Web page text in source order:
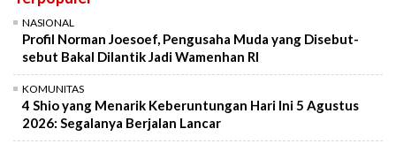
NASIONAL
Profil Norman Joesoef, Pengusaha Muda yang Disebut-
sebut Bakal Dilantik Jadi Wamenhan RI
KOMUNITAS
4 Shio yang Menarik Keberuntungan Hari Ini 5 Agustus
2026: Segalanya Berjalan Lancar